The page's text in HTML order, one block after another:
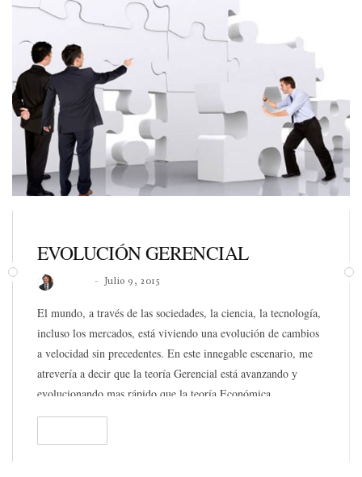
EVOLUCIÓN GERENCIAL
Julio 9, 2015
El mundo, a través de las sociedades, la ciencia, la tecnología,
incluso los mercados, está viviendo una evolución de cambios
a velocidad sin precedentes. En este innegable escenario, me
atrevería a decir que la teoría Gerencial está avanzando y
evolucionando mas rápido que la teoría Económica.